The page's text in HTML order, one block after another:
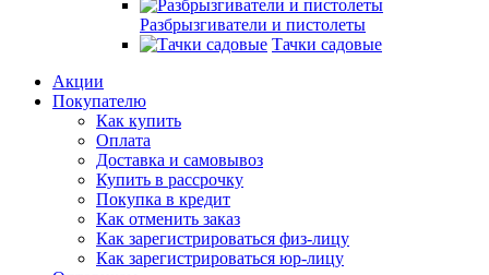
Разбрызгиватели и пистолеты
Тачки садовые
Акции
Покупателю
Как купить
Оплата
Доставка и самовывоз
Купить в рассрочку
Покупка в кредит
Как отменить заказ
Как зарегистрироваться физ-лицу
Как зарегистрироваться юр-лицу